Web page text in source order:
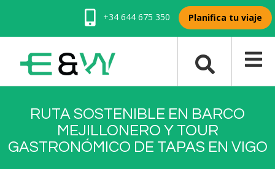
+34 644 675 350 Planifica tu viaje
RUTA SOSTENIBLE EN BARCO
MEJILLONERO Y TOUR
GASTRONÓMICO DE TAPAS EN VIGO